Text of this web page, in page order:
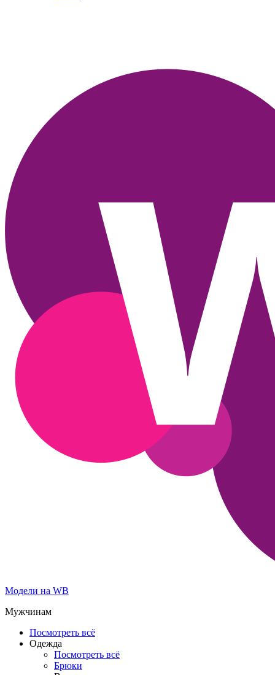
Модели на WB
Мужчинам
Посмотреть всё
Одежда
Посмотреть всё
Брюки